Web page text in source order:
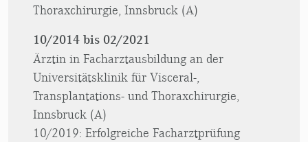
Thoraxchirurgie, Innsbruck (A)
10/2014 bis 02/2021
Ärztin in Facharztausbildung an der
Universitätsklinik für Visceral-,
Transplantations- und Thoraxchirurgie,
Innsbruck (A)
10/2019: Erfolgreiche Facharztprüfung